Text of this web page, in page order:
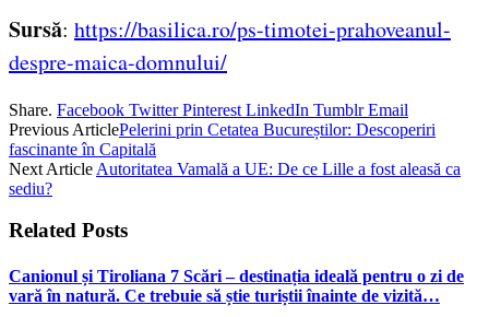
Sursă: https://basilica.ro/ps-timotei-prahoveanul-
despre-maica-domnului/
Share. Facebook Twitter Pinterest LinkedIn Tumblr Email
Previous ArticlePelerini prin Cetatea Bucureștilor: Descoperiri
fascinante în Capitală
Next Article Autoritatea Vamală a UE: De ce Lille a fost aleasă ca
sediu?
Related Posts
Canionul și Tiroliana 7 Scări – destinația ideală pentru o zi de
vară în natură. Ce trebuie să știe turiștii înainte de vizită…